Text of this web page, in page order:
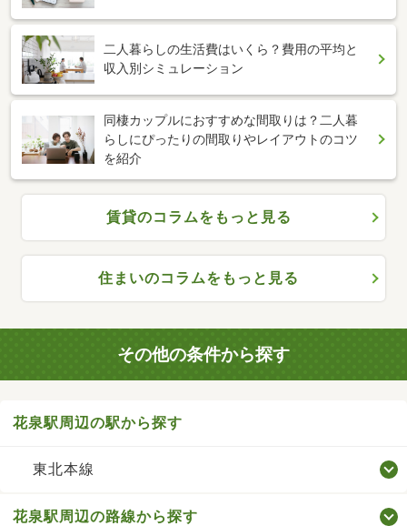
二人暮らしの生活費はいくら？費用の平均と
収入別シミュレーション
同棲カップルにおすすめな間取りは？二人暮
らしにぴったりの間取りやレイアウトのコツ
を紹介
賃貸のコラムをもっと見る
住まいのコラムをもっと見る
その他の条件から探す
花泉駅周辺の駅から探す
東北本線
花泉駅周辺の路線から探す